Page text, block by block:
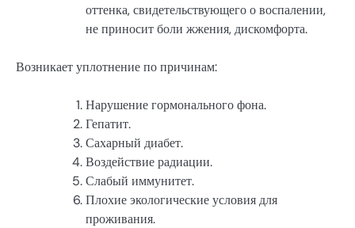
оттенка, свидетельствующего о воспалении,
не приносит боли жжения, дискомфорта.
Возникает уплотнение по причинам:
Нарушение гормонального фона.
Гепатит.
Сахарный диабет.
Воздействие радиации.
Слабый иммунитет.
Плохие экологические условия для
проживания.